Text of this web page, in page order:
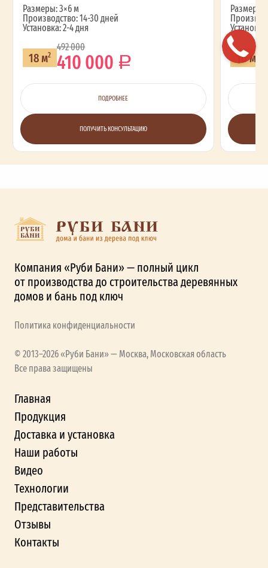
Размеры: 3×6 м
Производство: 14-30 дней
Установка: 2-4 дня
18 м2
492 000
410 000
ПОДРОБНЕЕ
ПОЛУЧИТЬ КОНСУЛЬТАЦИЮ
Размеры:
16 м
Компания «Руби Бани» — полный цикл
от производства до строительства деревянных
домов и бань под ключ
Политика конфиденциальности
© 2013–2026 «Руби Бани» — Москва, Московская область
Все права защищены
Главная
Продукция
Доставка и установка
Наши работы
Видео
Технологии
Представительства
Отзывы
Контакты